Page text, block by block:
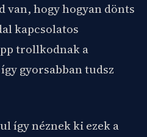
van, hogy hogyan dönts
kapcsolatos
trollkodnak a
gyorsabban tudsz
így néznek ki ezek a